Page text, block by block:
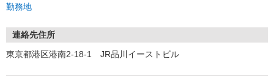
勤務地
連絡先住所
東京都港区港南2-18-1 JR品川イーストビル